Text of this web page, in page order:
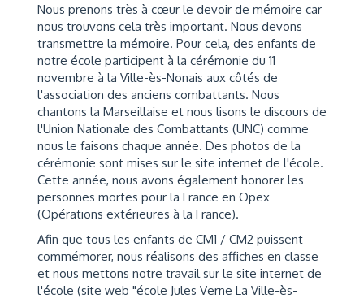
Nous prenons très à cœur le devoir de mémoire car
nous trouvons cela très important. Nous devons
transmettre la mémoire. Pour cela, des enfants de
notre école participent à la cérémonie du 11
novembre à la Ville-ès-Nonais aux côtés de
l'association des anciens combattants. Nous
chantons la Marseillaise et nous lisons le discours de
l'Union Nationale des Combattants (UNC) comme
nous le faisons chaque année. Des photos de la
cérémonie sont mises sur le site internet de l'école.
Cette année, nous avons également honorer les
personnes mortes pour la France en Opex
(Opérations extérieures à la France).
Afin que tous les enfants de CM1 / CM2 puissent
commémorer, nous réalisons des affiches en classe
et nous mettons notre travail sur le site internet de
l'école (site web "école Jules Verne La Ville-ès-